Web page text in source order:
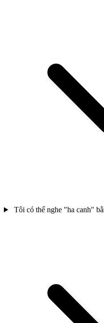
Tôi có thể nghe "ha canh"